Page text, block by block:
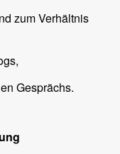
zum Verhältnis
Gesprächs.